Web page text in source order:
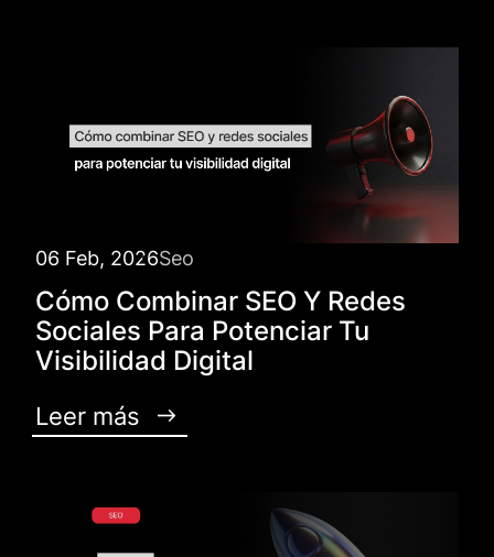
06 Feb, 2026Seo
Cómo Combinar SEO Y Redes
Sociales Para Potenciar Tu
Visibilidad Digital
Leer más